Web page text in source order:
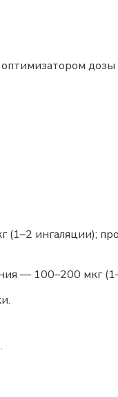
оптимизатором
(1–2 ингаляции);
— 100–200 мкг